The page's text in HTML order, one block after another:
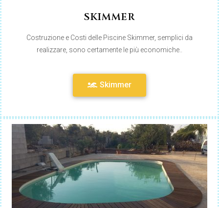
SKIMMER
Costruzione e Costi delle Piscine Skimmer, semplici da
realizzare, sono certamente le più economiche..
Skimmer